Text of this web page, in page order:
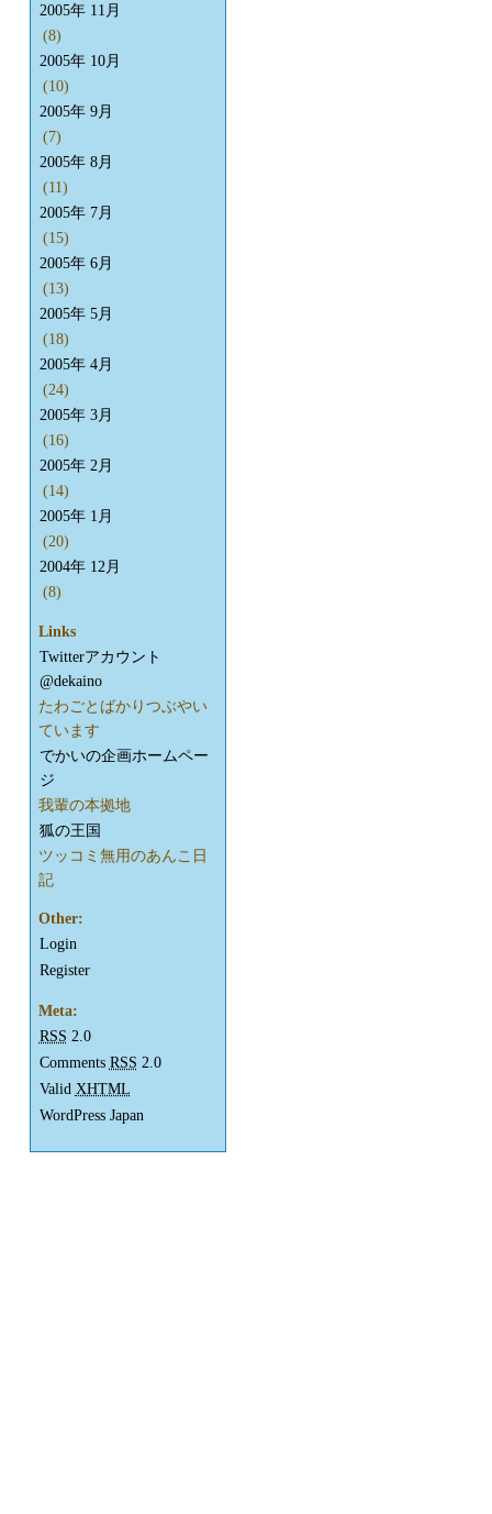
2005年 11月
(8)
2005年 10月
(10)
2005年 9月
(7)
2005年 8月
(11)
2005年 7月
(15)
2005年 6月
(13)
2005年 5月
(18)
2005年 4月
(24)
2005年 3月
(16)
2005年 2月
(14)
2005年 1月
(20)
2004年 12月
(8)
Links
Twitterアカウント
@dekaino
たわごとばかりつぶやい
ています
でかいの企画ホームペー
ジ
我輩の本拠地
狐の王国
ツッコミ無用のあんこ日
記
Other:
Login
Register
Meta:
RSS 2.0
Comments RSS 2.0
Valid XHTML
WordPress Japan